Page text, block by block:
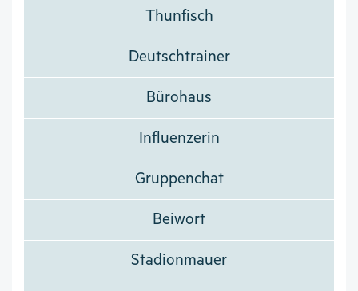
Thunfisch
Deutschtrainer
Bürohaus
Influenzerin
Gruppenchat
Beiwort
Stadionmauer